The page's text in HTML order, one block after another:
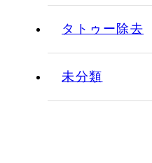
タトゥー除去
未分類